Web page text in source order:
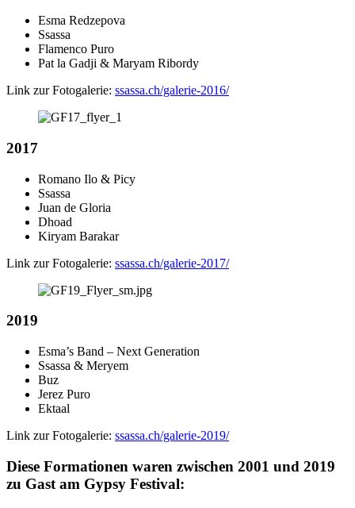
Esma Redzepova
Ssassa
Flamenco Puro
Pat la Gadji & Maryam Ribordy
Link zur Fotogalerie: ssassa.ch/galerie-2016/
2017
Romano Ilo & Picy
Ssassa
Juan de Gloria
Dhoad
Kiryam Barakar
Link zur Fotogalerie: ssassa.ch/galerie-2017/
2019
Esma’s Band – Next Generation
Ssassa & Meryem
Buz
Jerez Puro
Ektaal
Link zur Fotogalerie: ssassa.ch/galerie-2019/
Diese Formationen waren zwischen 2001 und 2019
zu Gast am Gypsy Festival: